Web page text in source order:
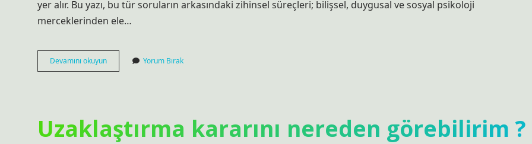
yer alır. Bu yazı, bu tür soruların arkasındaki zihinsel süreçleri; bilişsel, duygusal ve sosyal psikoloji
merceklerinden ele…
Devamını okuyun7
haftalık
?
Yorum Bırak
Uzaklaştırma kararını nereden görebilirim ?